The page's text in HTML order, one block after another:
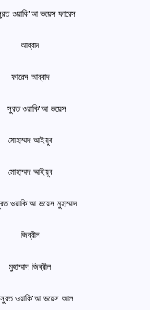
ফারেস আব্বাদ
মোহাম্মদ আইয়ুব
মুহাম্মাদ জিব্রীল